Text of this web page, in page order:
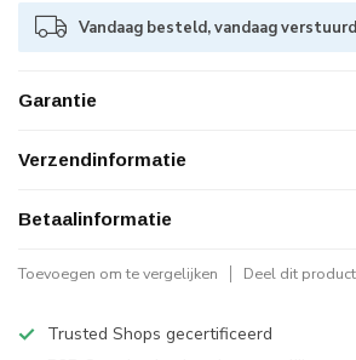
Vandaag besteld, vandaag
Garantie
Verzendinformatie
Betaalinformatie
Toevoegen om te vergelijken Deel dit product
Trusted Shops gecertificeerd